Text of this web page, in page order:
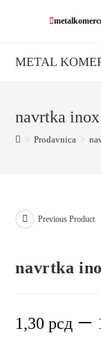
METAL
navrtka
> Prodavnica >
Previous Product
navrtka
1,30рсд –